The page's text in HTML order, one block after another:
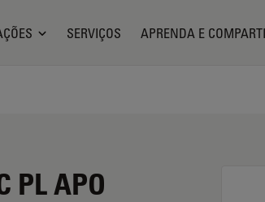
SERVIÇOS APRENDA E
PL APO